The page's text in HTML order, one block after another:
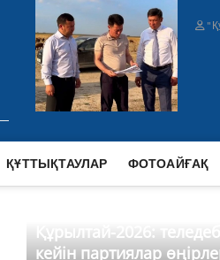
ҚҰТТЫҚТАУЛАР ФОТОАЙҒАҚ
Құрылтай-2026:
кейін партиялар